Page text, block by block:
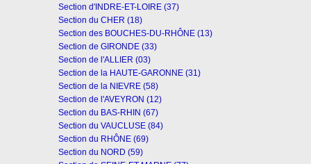
Section d'INDRE-ET-LOIRE (37)
Section du CHER (18)
Section des BOUCHES-DU-RHÔNE (13)
Section de GIRONDE (33)
Section de l'ALLIER (03)
Section de la HAUTE-GARONNE (31)
Section de la NIEVRE (58)
Section de l'AVEYRON (12)
Section du BAS-RHIN (67)
Section du VAUCLUSE (84)
Section du RHÔNE (69)
Section du NORD (59)